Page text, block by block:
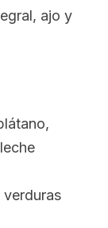
ajo y
verduras